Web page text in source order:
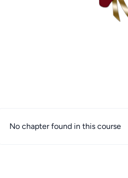
No chapter found in this course